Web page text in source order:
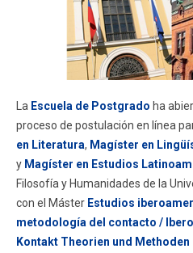
La Escuela de Postgrado ha
proceso de postulación en línea
en Literatura, Magíster en
y Magíster en Estudios
Filosofía y Humanidades de la
con el Máster Estudios
metodología del contacto /
Kontakt Theorien und